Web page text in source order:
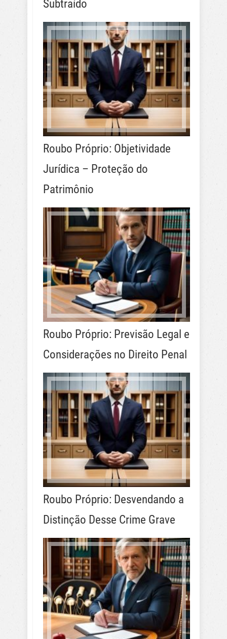
Subtraído
Roubo Próprio: Objetividade
Jurídica – Proteção do
Patrimônio
Roubo Próprio: Previsão Legal e
Considerações no Direito Penal
Roubo Próprio: Desvendando a
Distinção Desse Crime Grave